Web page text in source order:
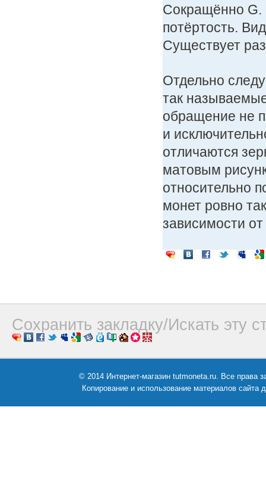
Сокращённо G.
потёртость.
Существует
Отдельно
так
обращение не
и
отличаются
матовым
относительно
монет ровно
зависимости
Сохранить закладку/Искать эту
© 2014 Интернет-магазин tutmoneta.ru. Все права
Копирование и использование материалов сайта